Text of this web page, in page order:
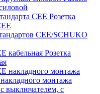
Розетка
CEE/SCHUKO
Розетка
монтажа
выключателем, с